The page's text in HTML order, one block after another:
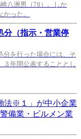
八洲男（78）。しか
った。
分（指示・営業停
分を行った場合には、そ
３年間公表することとし
法※１」が中小企業
備業・ビルメン業